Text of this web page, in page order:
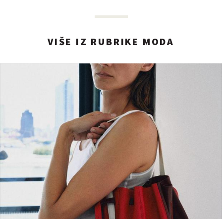
VIŠE IZ RUBRIKE MODA